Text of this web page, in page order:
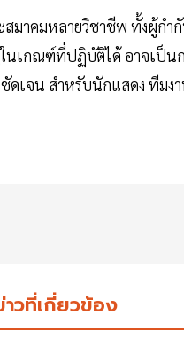
มาคมหลายวิชาชีพ ทั้งผู้กำ
เกณฑ์ที่ปฏิบัติได้ อาจเป็นก
ดเจน สำหรับนักแสดง ทีมง
าวที่เกี่ยวข้อง